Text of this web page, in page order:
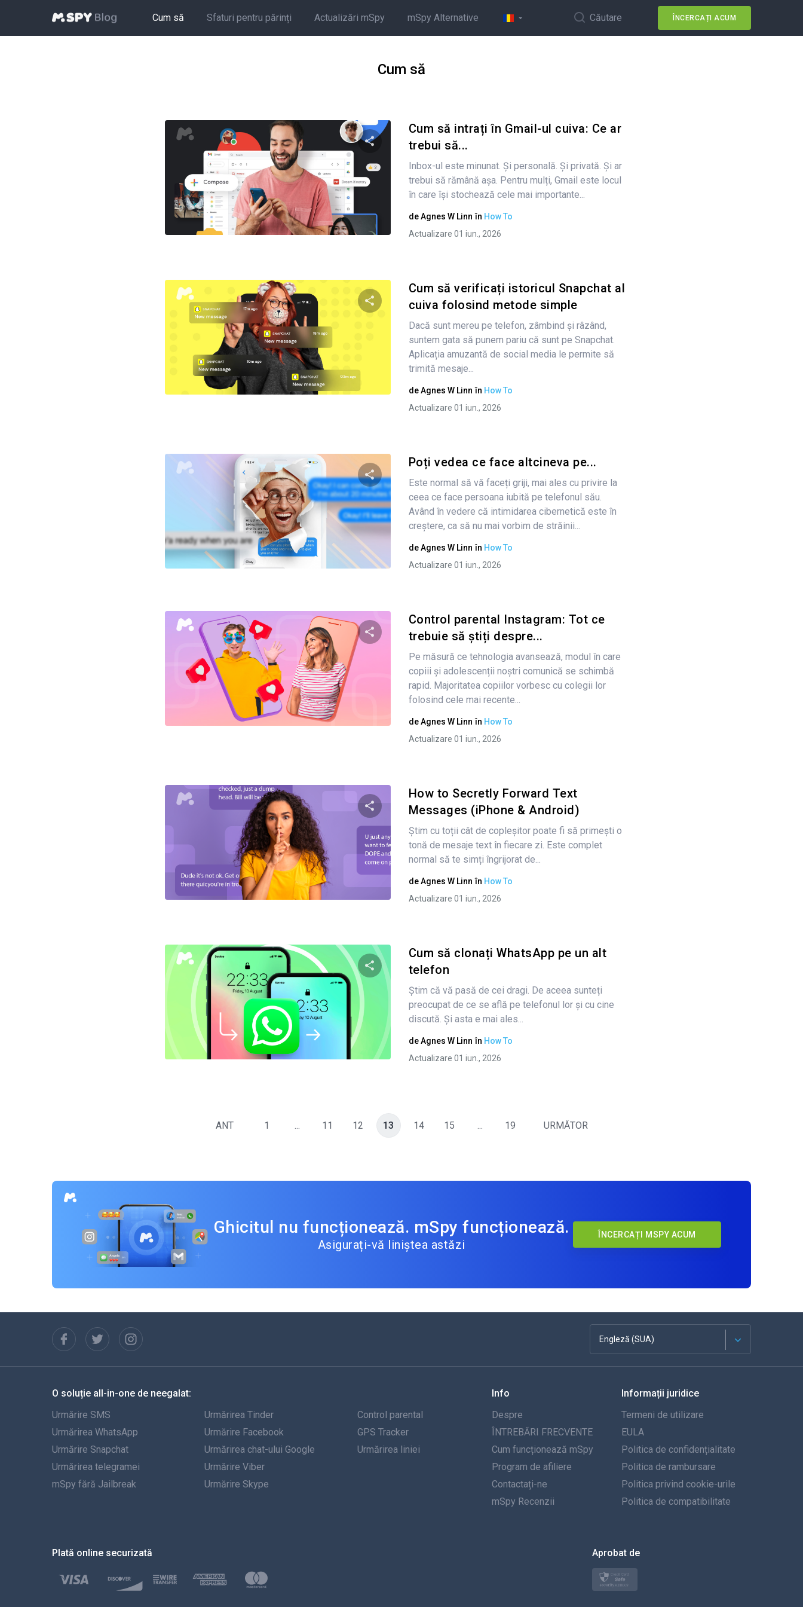
Cum să Sfaturi pentru părinți Actualizări mSpy mSpy Alternative Căutare ÎNCERCAȚI ACUM
Cum să
Condividi questo articolo
Facebook Copiați linkul
Cum să intrați în Gmail-ul cuiva: Ce ar
trebui să...
Inbox-ul este minunat. Și personală. Și privată. Și ar
trebui să rămână așa. Pentru mulți, Gmail este locul
în care își stochează cele mai importante...
deAgnes W Linn în How To
Actualizare 01 iun., 2026
Condividi questo articolo
Cum să verificați istoricul Snapchat al
cuiva folosind metode simple
Dacă sunt mereu pe telefon, zâmbind și râzând,
suntem gata să punem pariu că sunt pe Snapchat.
Aplicația amuzantă de social media le permite să
trimită mesaje...
deAgnes W Linn în How To
Actualizare 01 iun., 2026
Condividi questo articolo
Twitter Facebook
Poți vedea ce face altcineva pe...
Este normal să vă faceți griji, mai ales cu privire la
ceea ce face persoana iubită pe telefonul său.
Având în vedere că intimidarea cibernetică este în
creștere, ca să nu mai vorbim de străinii...
deAgnes W Linn în How To
Actualizare 01 iun., 2026
Condividi questo articolo
Control parental Instagram: Tot ce
trebuie să știți despre...
Pe măsură ce tehnologia avansează, modul în care
copiii și adolescenții noștri comunică se schimbă
rapid. Majoritatea copiilor vorbesc cu colegii lor
folosind cele mai recente...
deAgnes W Linn în How To
Actualizare 01 iun., 2026
Condividi questo articolo
Facebook Copiați linkul
How to Secretly Forward Text
Messages (iPhone & Android)
Știm cu toții cât de copleșitor poate fi să primești o
tonă de mesaje text în fiecare zi. Este complet
normal să te simți îngrijorat de...
deAgnes W Linn în How To
Actualizare 01 iun., 2026
Condividi questo articolo
Twitter Facebook Copiați linkul
Cum să clonați WhatsApp pe un alt
telefon
Știm că vă pasă de cei dragi. De aceea sunteți
preocupat de ce se află pe telefonul lor și cu cine
discută. Și asta e mai ales...
deAgnes W Linn în How To
Actualizare 01 iun., 2026
ANT 1 ... 11 12 13 14 15 ... 19 URMĂTOR
Ghicitul nu funcționează. mSpy funcționează.
Asigurați-vă liniștea astăzi
ÎNCERCAȚI MSPY ACUM
Engleză (SUA)
Franceză
Español
Portugheză
Italiană
Türkçe
O soluție all-in-one de neegalat:
Urmărire SMS
Urmărirea WhatsApp
Urmărire Snapchat
Urmărirea telegramei
mSpy fără Jailbreak
Urmărirea Tinder
Urmărire Facebook
Urmărirea chat-ului Google
Urmărire Viber
Urmărire Skype
Control parental
GPS Tracker
Urmărirea liniei
Info
Despre
ÎNTREBĂRI FRECVENTE
Cum funcționează mSpy
Program de afiliere
Contactați-ne
mSpy Recenzii
Informații juridice
Termeni de utilizare
EULA
Politica de confidențialitate
Politica de rambursare
Politica privind cookie-urile
Politica de compatibilitate
Plată online securizată Aprobat de